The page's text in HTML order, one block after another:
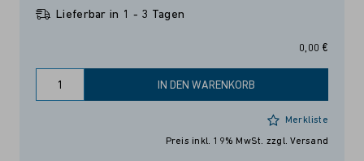
0,00 €
Lieferbar in 1 - 3 Tagen
IN DEN WARENKORB
Merkliste
Preis inkl. 19% MwSt. zzgl. Versand